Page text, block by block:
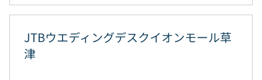
JTBウエディングデスクイオンモール草
津